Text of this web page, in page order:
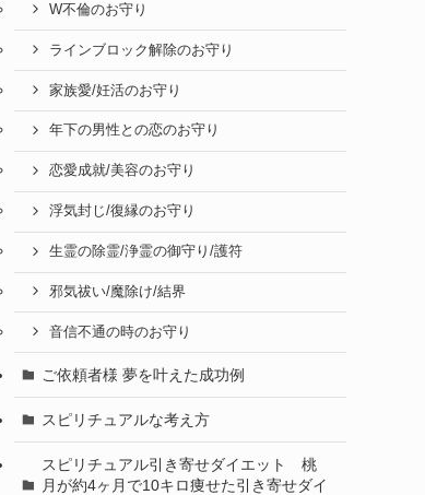
W不倫のお守り
ラインブロック解除のお守り
家族愛/妊活のお守り
年下の男性との恋のお守り
恋愛成就/美容のお守り
浮気封じ/復縁のお守り
生霊の除霊/浄霊の御守り/護符
邪気祓い/魔除け/結界
音信不通の時のお守り
ご依頼者様 夢を叶えた成功例
スピリチュアルな考え方
スピリチュアル引き寄せダイエット 桃
月が約4ヶ月で10キロ痩せた引き寄せダイ